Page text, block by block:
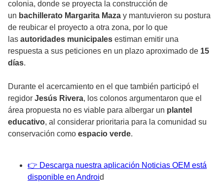
colonia, donde se proyecta la construcción de
un bachillerato Margarita Maza y mantuvieron su postura
de reubicar el proyecto a otra zona, por lo que
las autoridades municipales estiman emitir una
respuesta a sus peticiones en un plazo aproximado de 15
días.
Durante el acercamiento en el que también participó el
regidor Jesús Rivera, los colonos argumentaron que el
área propuesta no es viable para albergar un plantel
educativo, al considerar prioritaria para la comunidad su
conservación como espacio verde.
👉 Descarga nuestra aplicación Noticias OEM está
disponible en Android